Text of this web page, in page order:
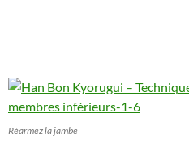
Réarmez la jambe